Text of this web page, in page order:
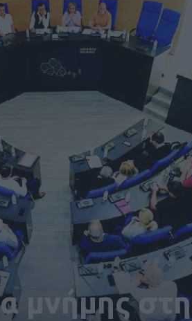
ΝΕΟΣ
μνήμης στη